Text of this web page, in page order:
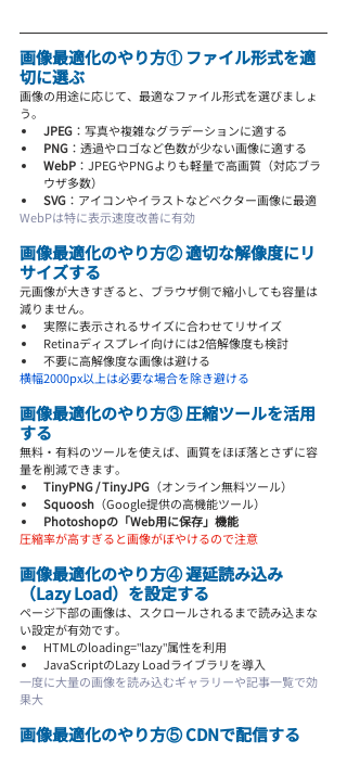
画像最適化のやり方① ファイル形式を適
切に選ぶ
画像の用途に応じて、最適なファイル形式を選びましょ
う。
JPEG ：写真や複雑なグラデーションに適する
PNG ：透過やロゴなど色数が少ない画像に適する
WebP ：JPEGやPNGよりも軽量で高画質（対応ブラ
ウザ多数）
SVG ：アイコンやイラストなどベクター画像に最適
WebPは特に表示速度改善に有効
画像最適化のやり方② 適切な解像度にリ
サイズする
元画像が大きすぎると、ブラウザ側で縮小しても容量は
減りません。
実際に表示されるサイズに合わせてリサイズ
Retinaディスプレイ向けには2倍解像度も検討
不要に高解像度な画像は避ける
横幅2000px以上は必要な場合を除き避ける
画像最適化のやり方③ 圧縮ツールを活用
する
無料・有料のツールを使えば、画質をほぼ落とさずに容
量を削減できます。
TinyPNG / TinyJPG （オンライン無料ツール）
Squoosh （Google提供の高機能ツール）
Photoshopの「Web用に保存」機能
圧縮率が高すぎると画像がぼやけるので注意
画像最適化のやり方④ 遅延読み込み
（Lazy Load）を設定する
ページ下部の画像は、スクロールされるまで読み込まな
い設定が有効です。
HTMLのloading="lazy"属性を利用
JavaScriptのLazy Loadライブラリを導入
一度に大量の画像を読み込むギャラリーや記事一覧で効
果大
画像最適化のやり方⑤ CDNで配信する